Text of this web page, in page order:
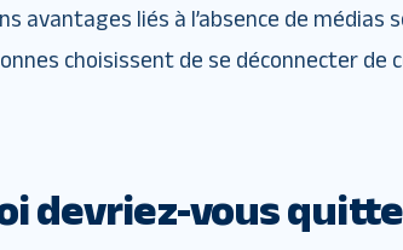
avantages liés à l’absence de médias
choisissent de se déconnecter de
devriez-vous